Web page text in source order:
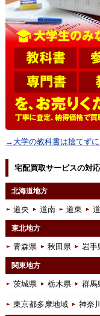
→大学の教科書は捨てず
宅配買取サービスの対
北海道地方
道央 道南 道東
東北地方
青森県 秋田県 岩手
関東地方
茨城県 栃木県 群馬
東京都多摩地域 神奈